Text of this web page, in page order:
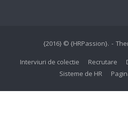
{2016} © {HRPassion}.
Interviuri de colectie Recrutare
Sisteme de HR